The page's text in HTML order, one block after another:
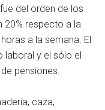
del orden de los
20% respecto a la
a la semana. El
y el sólo el
pensiones.
caza,